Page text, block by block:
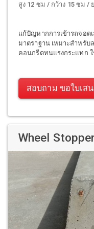
สูง 12 ซม / กว้าง 15 ซม /
แก้ปัญหากการเข้ารถจอด
มาตราฐาน เหมาะสำหรั
คอนกรีตทนแรงกระแทก
สอบถาม ขอใบเส
Wheel